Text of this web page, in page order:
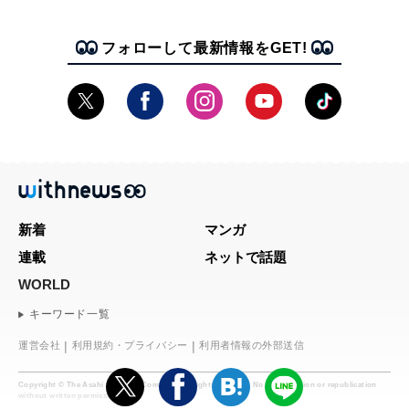
フォローして最新情報をGET!
Copyright © The Asahi Shimbun Company. All rights reserved. No reproduction or republication
without written permission.
新着
マンガ
連載
ネットで話題
WORLD
キーワード一覧
運営会社 利用規約・プライバシー 利用者情報の外部送信